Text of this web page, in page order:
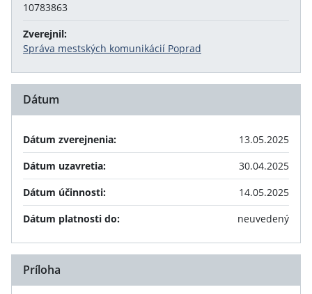
10783863
Zverejnil:
Správa mestských komunikácií Poprad
Dátum
Dátum zverejnenia:
13.05.2025
Dátum uzavretia:
30.04.2025
Dátum účinnosti:
14.05.2025
Dátum platnosti do:
neuvedený
Príloha